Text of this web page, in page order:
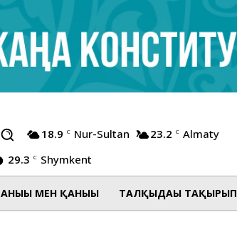
18.9 C Nur-Sultan 23.2 C Almaty
29.3 C Shymkent
АНЫҒЫ МЕН ҚАНЫҒЫ ТАЛҚЫДАҒЫ ТАҚЫРЫП